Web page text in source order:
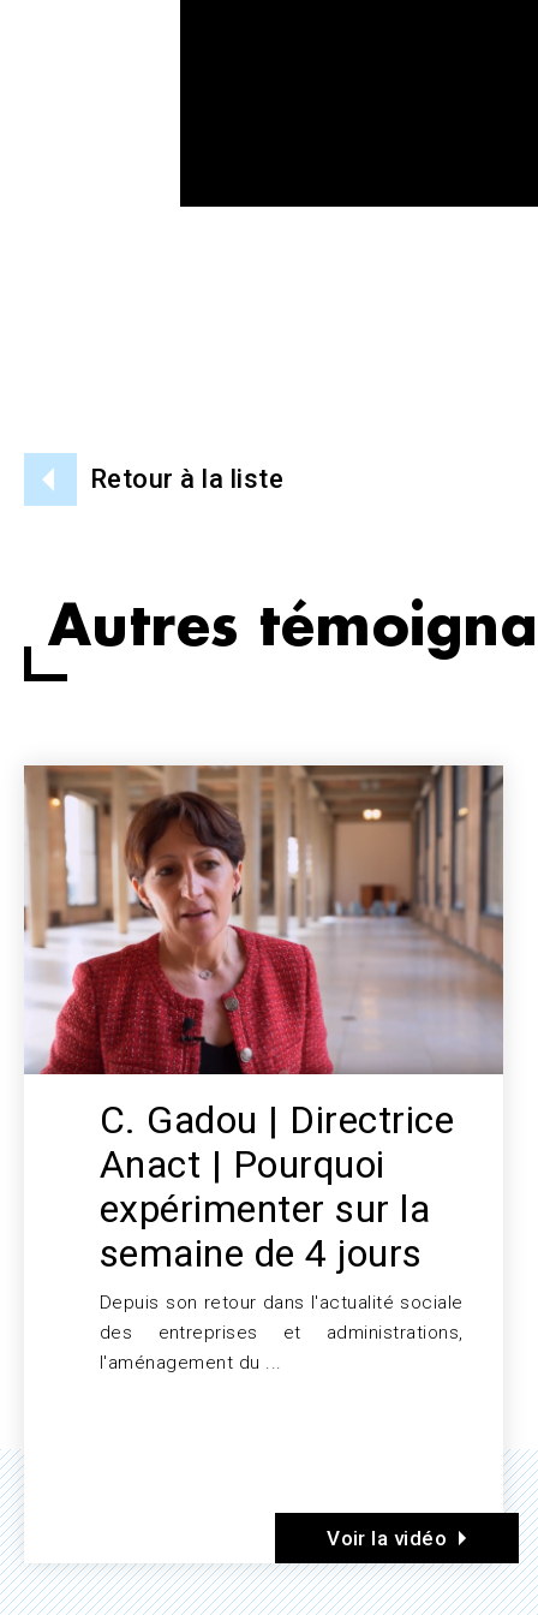
Retour à la liste
Autres
Image
C. Gadou | Directrice
Anact | Pourquoi
expérimenter sur la
semaine de 4 jours
Texte
Depuis son retour dans l'actualité sociale
des entreprises et administrations,
l'aménagement du ...
Voir la vidéo